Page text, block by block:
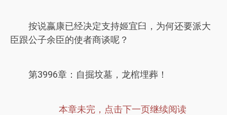
按说嬴康已经决定支持姬宜臼，为何还要派大
臣跟公子余臣的使者商谈呢？
第3996章：自掘坟墓，龙棺埋葬！
本章未完，点击下一页继续阅读